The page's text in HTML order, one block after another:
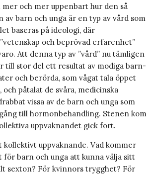
mer och mer uppenbart hur den så
av barn och unga är en typ av vård som
baseras på ideologi, där
och beprövad erfarenhet”
Att denna typ av ”vård” nu tämligen
till stor del ett resultat av modiga barn-
och berörda, som vågat tala öppet
och påtalat de svåra, medicinska
vissa av de barn och unga som
till hormonbehandling. Stenen kom
uppvaknandet gick fort.
kollektivt uppvaknande. Vad kommer
barn och unga att kunna välja sitt
sexton? För kvinnors trygghet? För